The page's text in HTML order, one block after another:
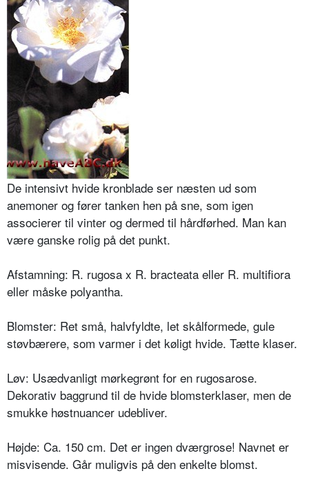
De intensivt hvide kronblade ser næsten ud som
anemoner og fører tan­ken hen på sne, som igen
associerer til vinter og dermed til hårdførhed. Man kan
være ganske rolig på det punkt.
Afstamning: R. rugosa x R. bracteata eller R. multifiora
eller måske poly­antha.
Blomster: Ret små, halvfyldte, let skål­formede, gule
støvbærere, som varmer i det køligt hvide. Tætte klaser.
Løv: Usædvanligt mørkegrønt for en rugosarose.
Dekorativ baggrund til de hvide blomsterklaser, men de
smukke høstnuancer udebliver.
Højde: Ca. 150 cm. Det er ingen dværgrose! Navnet er
misvisende. Går muligvis på den enkelte blomst.